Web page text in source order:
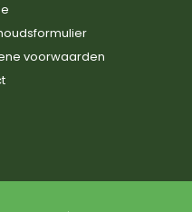
voorwaarden